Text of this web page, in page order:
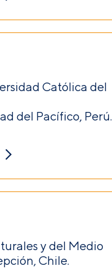
Católica del
del Pacífico, Perú.
y del Medio
Chile.